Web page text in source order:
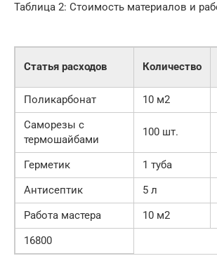
Таблица 2: Стоимость материалов и
Статья расходов Количество
Поликарбонат
10 м2
Саморезы с
термошайбами
100 шт.
Герметик 1 туба
Антисептик
5 л
Работа мастера
10 м2
16800